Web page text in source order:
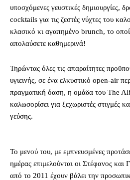
υποσχόμενες γευστικές δημιουργίες,
cocktails για τις ζεστές νύχτες του
κλασικό κι αγαπημένο brunch, το
απολαύσετε καθημερινά!
Τηρώντας όλες τις απαραίτητες
υγιεινής, σε ένα ελκυστικό open-air
πραγματική όαση, η ομάδα του The
καλωσορίσει για ξεχωριστές στιγμές
γεύσης.
Το μενού του, με εμπνευσμένες
ημέρας επιμελούνται οι Στέφανος και
από το 2011 έχουν βάλει την